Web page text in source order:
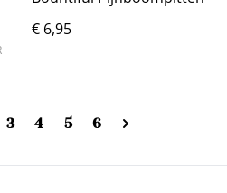
€ 6,95
3 4 5 6